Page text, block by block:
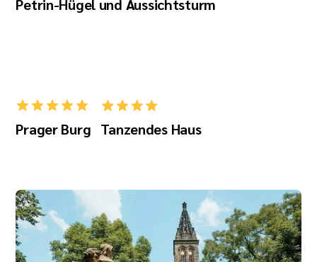
Petrin-Hügel und Aussichtsturm
Prager Burg Tanzendes Haus